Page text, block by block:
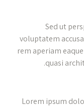
Sed ut
voluptatem
rem aperiam
quasi
Lorem ipsum